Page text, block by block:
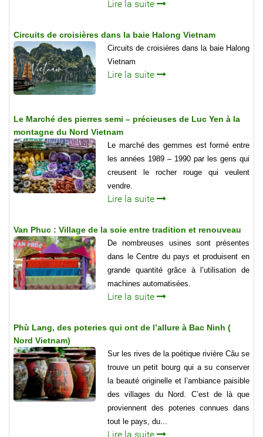
Lire la suite
Circuits de croisières dans la baie Halong Vietnam
Circuits de croisières dans la baie Halong
Vietnam
Lire la suite
Le Marché des pierres semi – précieuses de Luc Yen à la
montagne du Nord Vietnam
Le marché des gemmes est formé entre
les années 1989 – 1990 par les gens qui
creusent le rocher rouge qui veulent
vendre.
Lire la suite
Van Phuc : Village de la soie entre tradition et renouveau
De nombreuses usines sont présentes
dans le Centre du pays et produisent en
grande quantité grâce à l’utilisation de
machines automatisées.
Lire la suite
Phù Lang, des poteries qui ont de l’allure à Bac Ninh (
Nord Vietnam)
Sur les rives de la poétique rivière Câu se
trouve un petit bourg qui a su conserver
la beauté originelle et l’ambiance paisible
des villages du Nord. C’est de là que
proviennent des poteries connues dans
tout le pays, du...
Lire la suite